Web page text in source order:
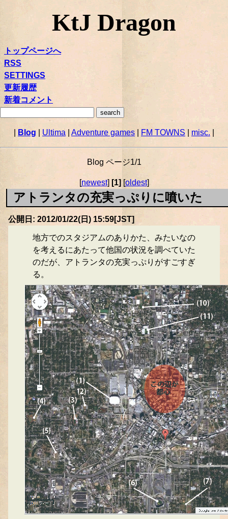
KtJ Dragon
トップページへ
RSS
SETTINGS
更新履歴
新着コメント
Blog Ultima Adventure games FM TOWNS| misc.
Blog ページ1/1
[newest] [1] [oldest]
アトランタの充実っぷりに噴いた
公開日: 2012/01/22(日) 15:59[JST]
地方でのスタジアムのありかた、みたいなの
を考えるにあたって他国の状況を調べていた
のだが、アトランタの充実っぷりがすごすぎ
る。